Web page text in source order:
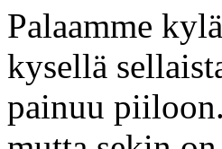
Palaamme
kysellä
painuu